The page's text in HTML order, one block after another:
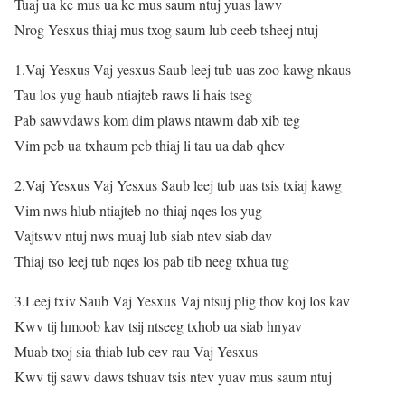
Tuaj ua ke mus ua ke mus saum ntuj yuas lawv
Nrog Yesxus thiaj mus txog saum lub ceeb tsheej ntuj
1.Vaj Yesxus Vaj yesxus Saub leej tub uas zoo kawg nkaus
Tau los yug haub ntiajteb raws li hais tseg
Pab sawvdaws kom dim plaws ntawm dab xib teg
Vim peb ua txhaum peb thiaj li tau ua dab qhev
2.Vaj Yesxus Vaj Yesxus Saub leej tub uas tsis txiaj kawg
Vim nws hlub ntiajteb no thiaj nqes los yug
Vajtswv ntuj nws muaj lub siab ntev siab dav
Thiaj tso leej tub nqes los pab tib neeg txhua tug
3.Leej txiv Saub Vaj Yesxus Vaj ntsuj plig thov koj los kav
Kwv tij hmoob kav tsij ntseeg txhob ua siab hnyav
Muab txoj sia thiab lub cev rau Vaj Yesxus
Kwv tij sawv daws tshuav tsis ntev yuav mus saum ntuj